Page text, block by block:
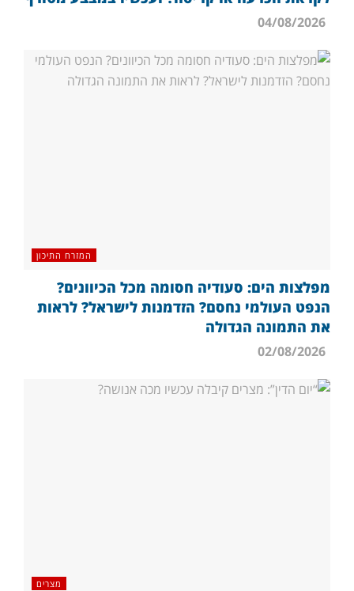
המזרח התיכון
מפלצות הים: סעודיה חסומה מכל הכיוונים?
הנפט העולמי נחסם? הזדמנות לישראל? לראות
את התמונה הגדולה
מצרים